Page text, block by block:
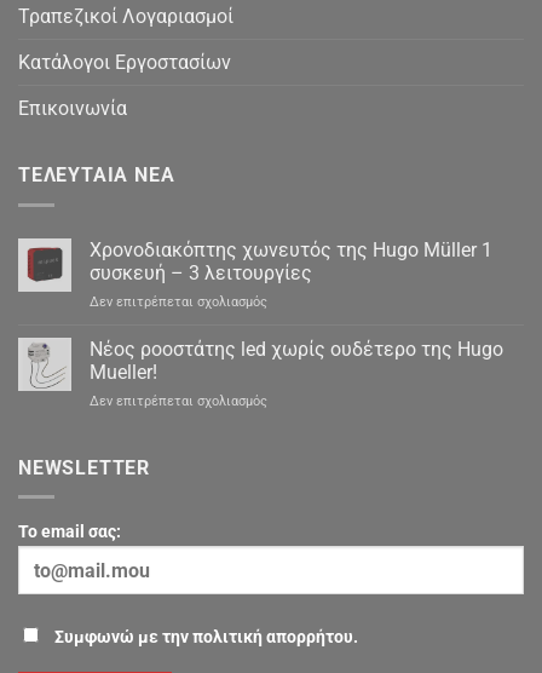
Τραπεζικοί Λογαριασμοί
Κατάλογοι Εργοστασίων
Επικοινωνία
ΤΕΛΕΥΤΑΊΑ ΝΈΑ
Χρονοδιακόπτης χωνευτός της Hugo Müller 1
συσκευή – 3 λειτουργίες
Δεν επιτρέπεται σχολιασμόςστο
χωνευτός
της
Müller
Νέος ροοστάτης led χωρίς ουδέτερο της Hugo
Mueller!
Δεν επιτρέπεται σχολιασμόςστο
Hugo
NEWSLETTER
To email σας:
Συμφωνώ με την πολιτική απορρήτου.